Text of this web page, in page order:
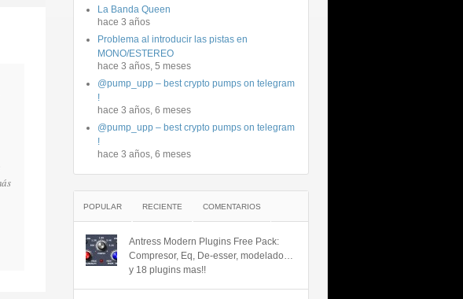
La Banda Queen
hace 3 años
Problema al introducir las pistas en
MONO/ESTEREO
hace 3 años, 5 meses
@pump_upp – best crypto pumps on telegram
!
hace 3 años, 6 meses
@pump_upp – best crypto pumps on telegram
!
hace 3 años, 6 meses
POPULAR RECIENTE COMENTARIOS
Antress Modern Plugins Free Pack:
Compresor, Eq, De-esser, modelado…
y 18 plugins mas!!